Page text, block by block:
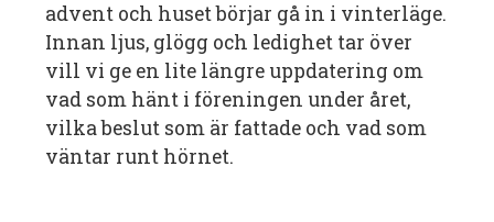
advent och huset börjar gå in i vinterläge.
Innan ljus, glögg och ledighet tar över
vill vi ge en lite längre uppdatering om
vad som hänt i föreningen under året,
vilka beslut som är fattade och vad som
väntar runt hörnet.